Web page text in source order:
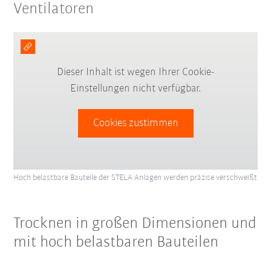
Ventilatoren
Dieser Inhalt ist wegen Ihrer Cookie-
Einstellungen nicht verfügbar.
Cookies zustimmen
Hoch belastbare Bauteile der STELA Anlagen werden präzise verschweißt
Trocknen in großen Dimensionen und
mit hoch belastbaren Bauteilen